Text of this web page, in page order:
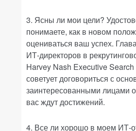
3. Ясны ли мои цели?
понимаете, как в новом
оцениваться ваш успех.
ИТ-директоров в
Harvey Nash Executive
советует договориться с
заинтересованными лицами о
вас ждут достижений.
4. Все ли хорошо в моем ИТ-